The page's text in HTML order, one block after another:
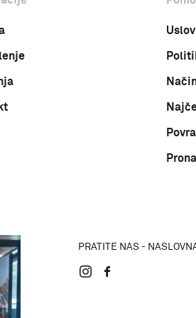
PRATITE NAS -